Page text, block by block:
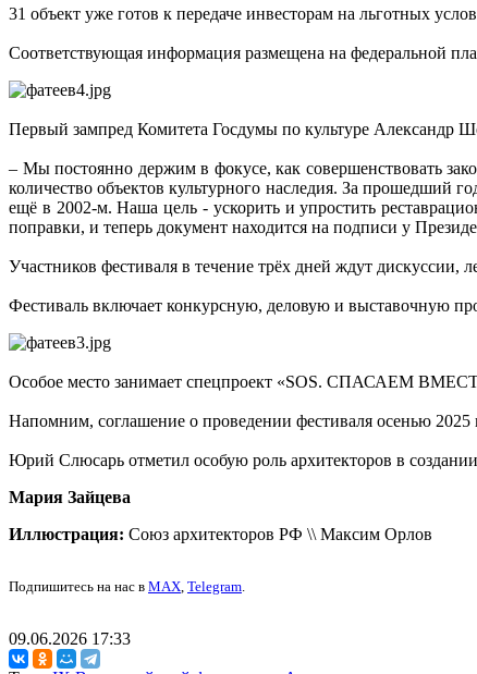
31 объект уже готов к передаче инвесторам на льготных
Соответствующая информация размещена на федеральной
Первый зампред Комитета Госдумы по культуре Александр
– Мы постоянно держим в фокусе, как совершенствовать
количество объектов культурного наследия. За прошедший
ещё в 2002-м. Наша цель - ускорить и упростить
поправки, и теперь документ находится на подписи у
Участников фестиваля в течение трёх дней ждут дискуссии,
Фестиваль включает конкурсную, деловую и выставочную
Особое место занимает спецпроект «SOS. СПАСАЕМ
Напомним, соглашение о проведении фестиваля осенью
Юрий Слюсарь отметил особую роль архитекторов в
Мария Зайцева
Иллюстрация: Союз архитекторов РФ \\ Максим Орлов
Подпишитесь на нас в MAX, Telegram.
09.06.2026 17:33